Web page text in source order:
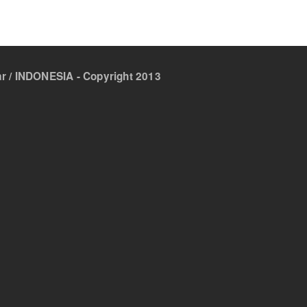
/ INDONESIA - Copyright 2013